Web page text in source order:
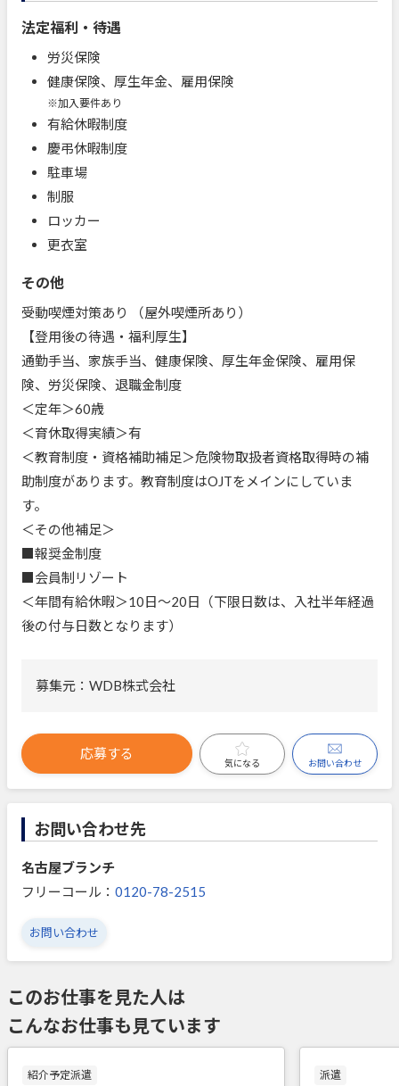
法定福利・待遇
労災保険
健康保険、厚生年金、雇用保険
※加入要件あり
有給休暇制度
慶弔休暇制度
駐車場
制服
ロッカー
更衣室
その他
受動喫煙対策あり （屋外喫煙所あり）
【登用後の待遇・福利厚生】
通勤手当、家族手当、健康保険、厚生年金保険、雇用保
険、労災保険、退職金制度
＜定年＞60歳
＜育休取得実績＞有
＜教育制度・資格補助補足＞危険物取扱者資格取得時の補
助制度があります。教育制度はOJTをメインにしていま
す。
＜その他補足＞
■報奨金制度
■会員制リゾート
＜年間有給休暇＞10日～20日（下限日数は、入社半年経過
後の付与日数となります）
募集元：WDB株式会社
応募する
気になる お問い合わせ
お問い合わせ先
名古屋ブランチ
フリーコール： 0120-78-2515
お問い合わせ
このお仕事を見た人は
こんなお仕事も見ています
紹介予定派遣 派遣